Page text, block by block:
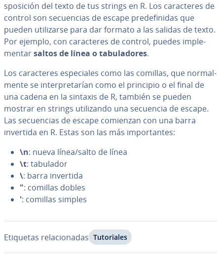
s­po­si­ción del texto de tus strings en R. Los ca­ra­c­te­res de
control son se­cue­n­cias de escape pre­de­fi­ni­das que
pueden uti­li­zar­se para dar formato a las salidas de texto.
Por ejemplo, con ca­ra­c­te­res de control, puedes im­ple­
me­n­tarsaltos de línea o ta­bu­la­do­res.
Los ca­ra­c­te­res es­pe­cia­les como las comillas, que no­r­ma­l­
me­n­te se in­te­r­pre­ta­rían como el principio o el final de
una cadena en la sintaxis de R, también se pueden
mostrar en strings uti­li­za­n­do una secuencia de escape.
Las se­cue­n­cias de escape comienzan con una barra
invertida en R. Estas son las más im­po­r­ta­n­tes:
\n: nueva línea/salto de línea
\t: tabulador
\: barra invertida
": comillas dobles
': comillas simples
Etiquetas re­la­cio­na­das Tu­to­ria­les